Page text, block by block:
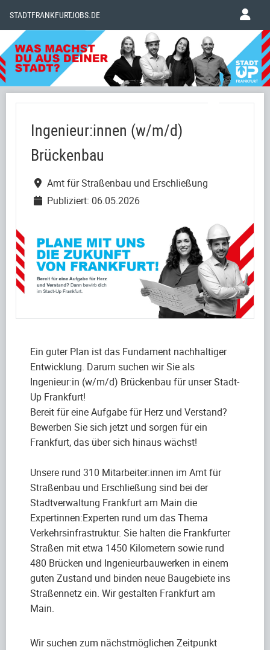
STADTFRANKFURTJOBS.DE
Ingenieur:innen (w/m/d)
Brückenbau
Amt für Straßenbau und Erschließung
Publiziert: 06.05.2026
Ein guter Plan ist das Fundament nachhaltiger
Entwicklung. Darum suchen wir Sie als
Ingenieur:in (w/m/d) Brückenbau für unser Stadt-
Up Frankfurt!
Bereit für eine Aufgabe für Herz und Verstand?
Bewerben Sie sich jetzt und sorgen für ein
Frankfurt, das über sich hinaus wächst!
Unsere rund 310 Mitarbeiter:innen im Amt für
Straßenbau und Erschließung sind bei der
Stadtverwaltung Frankfurt am Main die
Expertinnen:Experten rund um das Thema
Verkehrsinfrastruktur. Sie halten die Frankfurter
Straßen mit etwa 1450 Kilometern sowie rund
480 Brücken und Ingenieurbauwerken in einem
guten Zustand und binden neue Baugebiete ins
Straßennetz ein. Wir gestalten Frankfurt am
Main.
Wir suchen zum nächstmöglichen Zeitpunkt